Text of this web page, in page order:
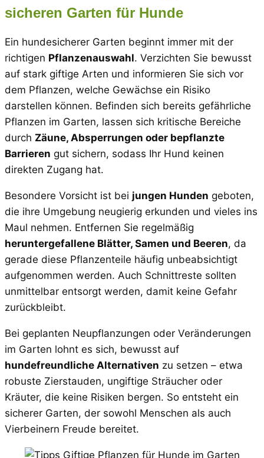
sicheren Garten für Hunde
Ein hundesicherer Garten beginnt immer mit der
richtigen Pflanzenauswahl. Verzichten Sie bewusst
auf stark giftige Arten und informieren Sie sich vor
dem Pflanzen, welche Gewächse ein Risiko
darstellen können. Befinden sich bereits gefährliche
Pflanzen im Garten, lassen sich kritische Bereiche
durch Zäune, Absperrungen oder bepflanzte
Barrieren gut sichern, sodass Ihr Hund keinen
direkten Zugang hat.
Besondere Vorsicht ist bei jungen Hunden geboten,
die ihre Umgebung neugierig erkunden und vieles ins
Maul nehmen. Entfernen Sie regelmäßig
heruntergefallene Blätter, Samen und Beeren, da
gerade diese Pflanzenteile häufig unbeabsichtigt
aufgenommen werden. Auch Schnittreste sollten
unmittelbar entsorgt werden, damit keine Gefahr
zurückbleibt.
Bei geplanten Neupflanzungen oder Veränderungen
im Garten lohnt es sich, bewusst auf
hundefreundliche Alternativen zu setzen – etwa
robuste Zierstauden, ungiftige Sträucher oder
Kräuter, die keine Risiken bergen. So entsteht ein
sicherer Garten, der sowohl Menschen als auch
Vierbeinern Freude bereitet.